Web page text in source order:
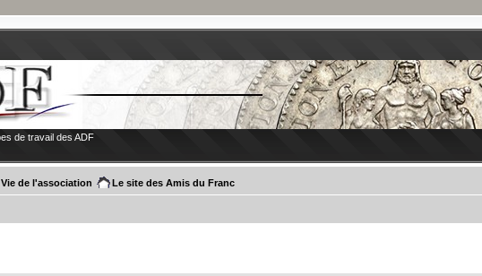
de travail des ADF
Vie de l'association Le site des Amis du Franc